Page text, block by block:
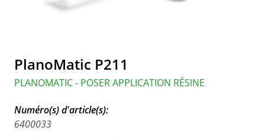
PlanoMatic P211
PLANOMATIC - POSER APPLICATION RÉSINE
Numéro(s) d'article(s):
6400033